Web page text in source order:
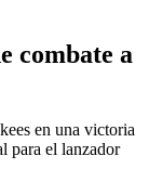
combate a
en una victoria
para el lanzador